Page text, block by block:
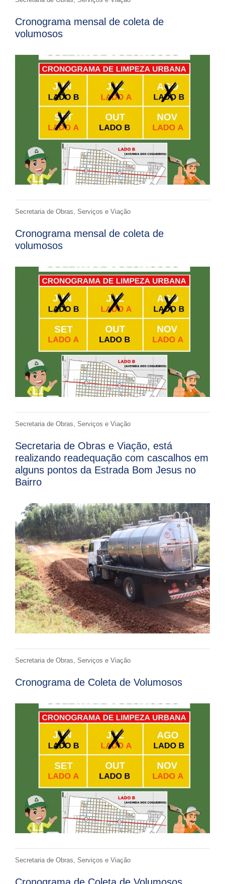
Cronograma mensal de coleta de
volumosos
Secretaria de Obras, Serviços e Viação
Cronograma mensal de coleta de
volumosos
Secretaria de Obras, Serviços e Viação
Secretaria de Obras e Viação, está
realizando readequação com cascalhos em
alguns pontos da Estrada Bom Jesus no
Bairro
Secretaria de Obras, Serviços e Viação
Cronograma de Coleta de Volumosos
Secretaria de Obras, Serviços e Viação